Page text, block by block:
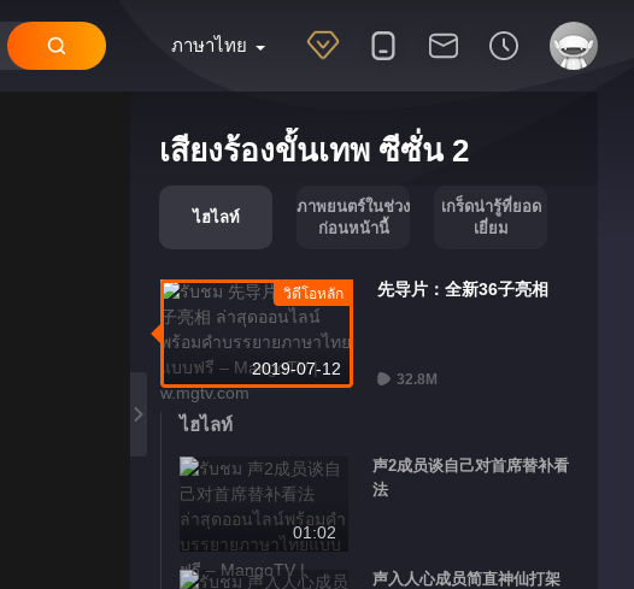
ภาษาไทย
เสียงร้องขั้นเทพ ซีซั่น 2
ไฮไลท์
ภาพยนตร์ในช่วง
ก่อนหน้านี้
เกร็ดน่ารู้ที่ยอด
เยี่ยม
2019-07-12
วิดีโอหลัก 先导片：全新36子亮相
32.8M
ไฮไลท์
01:02
声2成员谈自己对首席替补看
法
声入人心成员简直神仙打架